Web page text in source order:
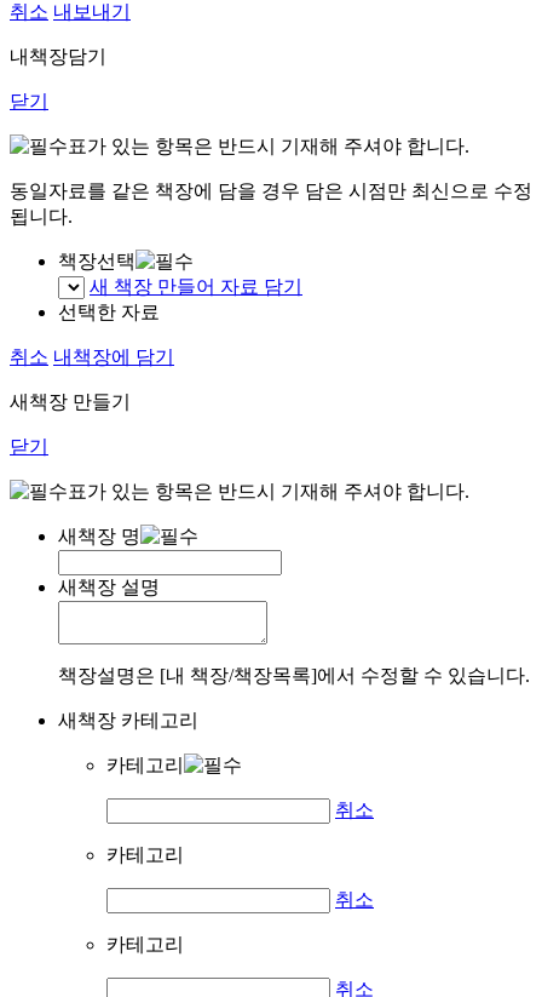
취소 내보내기
내책장담기
닫기
표가 있는 항목은 반드시 기재해 주셔야 합니다.
동일자료를 같은 책장에 담을 경우 담은 시점만 최신으로 수정
됩니다.
책장선택
새 책장 만들어 자료 담기
선택한 자료
취소 내책장에 담기
새책장 만들기
닫기
표가 있는 항목은 반드시 기재해 주셔야 합니다.
새책장 명
새책장 설명
책장설명은 [내 책장/책장목록]에서 수정할 수 있습니다.
새책장 카테고리
카테고리
취소
카테고리
취소
카테고리
취소